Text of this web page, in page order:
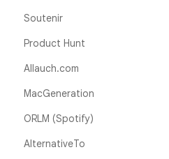
Soutenir
Product Hunt
Allauch.com
MacGeneration
ORLM (Spotify)
AlternativeTo